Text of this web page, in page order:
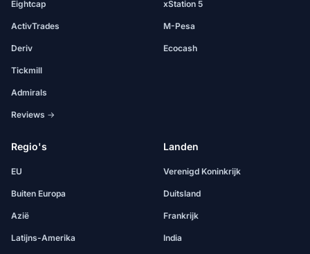
Eightcap
ActivTrades
Deriv
Tickmill
Admirals
Reviews →
xStation 5
M-Pesa
Ecocash
Regio's
EU
Buiten Europa
Azië
Latijns-Amerika
Landen
Verenigd Koninkrijk
Duitsland
Frankrijk
India